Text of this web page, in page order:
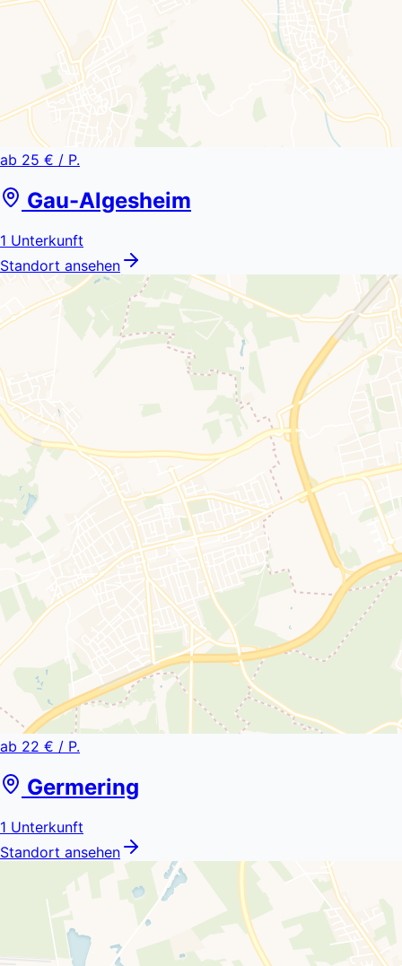
ab 25 € / P.
Gau-Algesheim
1 Unterkunft
Standort ansehen
ab 22 € / P.
Germering
1 Unterkunft
Standort ansehen